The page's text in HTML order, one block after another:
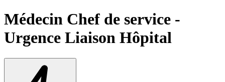
Médecin Chef de service -
Urgence Liaison Hôpital